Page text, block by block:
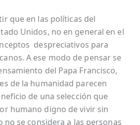
que en las políticas del
Unidos, no en general en el
despreciativos para
A ese modo de pensar se
del Papa Francisco,
de la humanidad parecen
de una selección que
humano digno de vivir sin
no se considera a las personas